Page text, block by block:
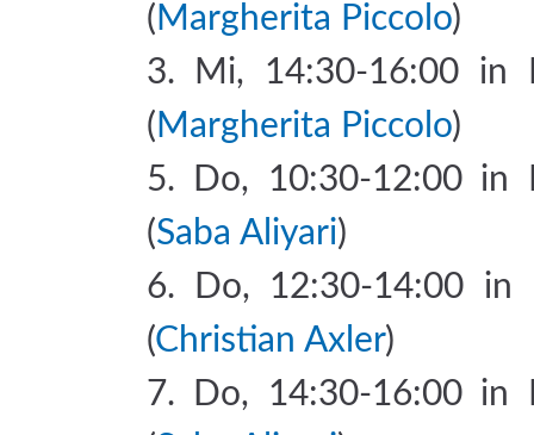
( Margherita Piccolo)
3. Mi, 14:30-16:00 in
( Margherita Piccolo)
5. Do, 10:30-12:00 in
(Saba Aliyari)
6. Do, 12:30-14:00 in
(Christian Axler)
7. Do, 14:30-16:00 in